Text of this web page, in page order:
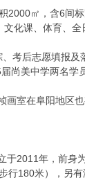
2000㎡，含6间
化课、体育、
考后志愿填报
尚美中学两名学
画室在阜阳地区
2011年，前
180米），另有